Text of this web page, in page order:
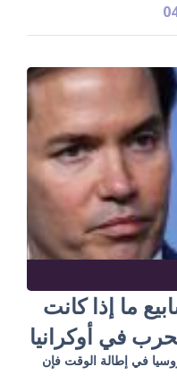
ما إذا كانت
في أوكرانيا
في إطالة الوقت فإن